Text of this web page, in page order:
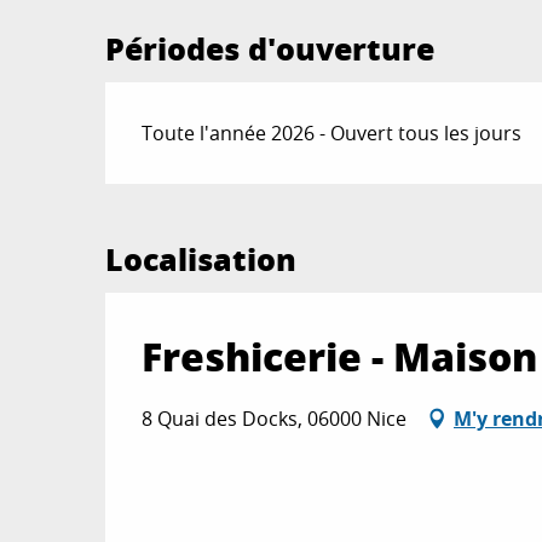
Périodes d'ouverture
Toute l'année 2026 - Ouvert tous les jours
Localisation
Freshicerie - Maison
8 Quai des Docks, 06000 Nice M'y